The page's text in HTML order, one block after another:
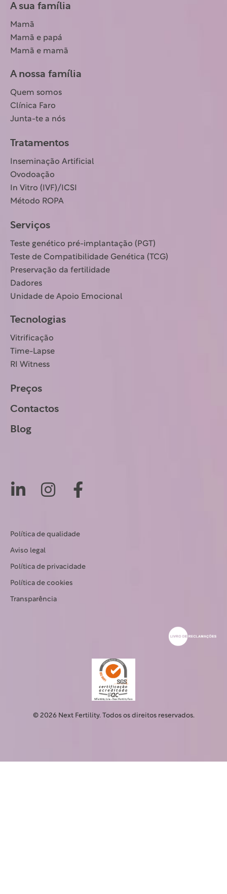
A sua família
Mamã
Mamã e papá
Mamã e mamã
A nossa família
Quem somos
Clínica Faro
Junta-te a nós
Tratamentos
Inseminação Artificial
Ovodoação
In Vitro (IVF)/ICSI
Método ROPA
Serviços
Teste genético pré-implantação (PGT)
Teste de Compatibilidade Genética (TCG)
Preservação da fertilidade
Dadores
Unidade de Apoio Emocional
Tecnologias
Vitrificação
Time-Lapse
RI Witness
Preços
Contactos
Blog
Política de qualidade
Aviso legal
Política de privacidade
Política de cookies
Transparência
© 2026 Next Fertility. Todos os direitos reservados.